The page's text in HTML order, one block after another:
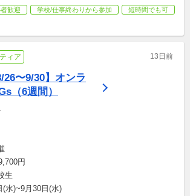
歓迎 学校/仕事終わりから参加
短時間でも可
ィア 13日前
26〜9/30】オンラ
（6週間）
円
生
(水)~9月30日(水)